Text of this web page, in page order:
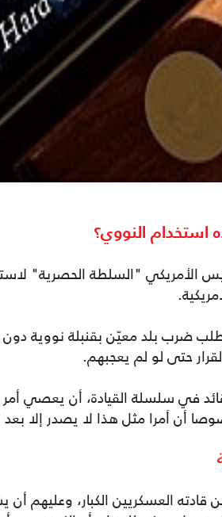
استخدام النووي؟
الأمريكي "السلطة الحصرية"
ضرب بلد معيّن بقنبلة نووية
حتى لو لم يعجبهم.
في سلسلة القيادة، أن يعصي أمر
أن أمرا مثل هذا لا يصدر إلا بعد
العسكريين الكبار، وعليهم أن